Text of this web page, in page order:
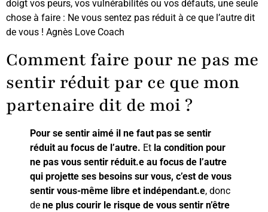
doigt vos peurs, vos vulnérabilités ou vos défauts, une seule
chose à faire : Ne vous sentez pas réduit à ce que l’autre dit
de vous ! Agnès Love Coach
Comment faire pour ne pas me
sentir réduit par ce que mon
partenaire dit de moi ?
Pour se sentir aimé il ne faut pas se sentir
réduit au focus de l’autre. Et la condition pour
ne pas vous sentir réduit.e au focus de l’autre
qui projette ses besoins sur vous, c’est de vous
sentir vous-même libre et indépendant.e, donc
de ne plus courir le risque de vous sentir n’être